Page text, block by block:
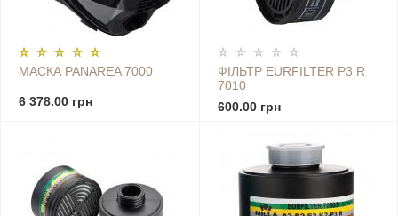
МАСКА PANAREA 7000
6 378.00 грн
ФІЛЬТР EURFILTER P3 R
7010
600.00 грн